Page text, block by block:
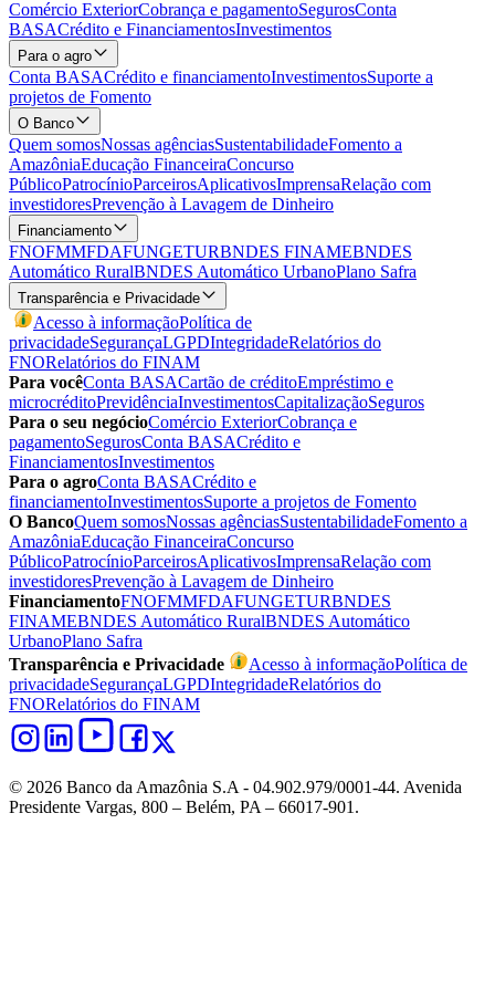
Comércio ExteriorCobrança e pagamentoSegurosConta
BASACrédito e FinanciamentosInvestimentos
Para o agro
Conta BASACrédito e financiamentoInvestimentosSuporte a
projetos de Fomento
O Banco
Quem somosNossas agênciasSustentabilidadeFomento a
AmazôniaEducação FinanceiraConcurso
PúblicoPatrocínioParceirosAplicativosImprensaRelação com
investidoresPrevenção à Lavagem de Dinheiro
Financiamento
FNOFMMFDAFUNGETURBNDES FINAMEBNDES
Automático RuralBNDES Automático UrbanoPlano Safra
Transparência e Privacidade
Acesso à informaçãoPolítica de
privacidadeSegurançaLGPDIntegridadeRelatórios do
FNORelatórios do FINAM
Para vocêConta BASACartão de créditoEmpréstimo e
microcréditoPrevidênciaInvestimentosCapitalizaçãoSeguros
Para o seu negócioComércio ExteriorCobrança e
pagamentoSegurosConta BASACrédito e
FinanciamentosInvestimentos
Para o agroConta BASACrédito e
financiamentoInvestimentosSuporte a projetos de Fomento
O BancoQuem somosNossas agênciasSustentabilidadeFomento a
AmazôniaEducação FinanceiraConcurso
PúblicoPatrocínioParceirosAplicativosImprensaRelação com
investidoresPrevenção à Lavagem de Dinheiro
FinanciamentoFNOFMMFDAFUNGETURBNDES
FINAMEBNDES Automático RuralBNDES Automático
UrbanoPlano Safra
Transparência e Privacidade
Acesso à informaçãoPolítica de
privacidadeSegurançaLGPDIntegridadeRelatórios do
FNORelatórios do FINAM
© 2026 Banco da Amazônia S.A - 04.902.979/0001‐44. Avenida
Presidente Vargas, 800 – Belém, PA – 66017-901.